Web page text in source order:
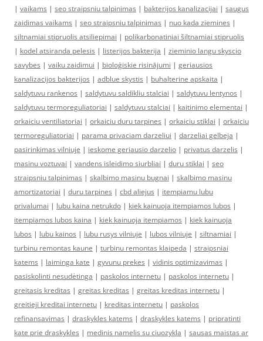
| vaikams | seo straipsniu talpinimas | bakterijos kanalizacijai | saugus
zaidimas vaikams | seo straipsniu talpinimas | nuo kada ziemines |
siltnamiai stipruolis atsiliepimai | polikarbonatiniai šiltnamiai stipruolis
| kodel atsiranda pelesis | listerijos bakterija | zieminio langu skyscio
savybes | vaiku zaidimui | bioloģiskie risinājumi | geriausios
kanalizacijos bakterijos | adblue skystis | buhalterine apskaita |
saldytuvu rankenos | saldytuvu saldikliu stalciai | saldytuvu lentynos |
saldytuvu termoreguliatoriai | saldytuvu stalciai | kaitinimo elementai |
orkaiciu ventiliatoriai | orkaiciu duru tarpines | orkaiciu stiklai | orkaiciu
termoreguliatoriai | parama privaciam darzeliui | darzeliai gelbeja |
pasirinkimas vilniuje | ieskome geriausio darzelio | privatus darzelis |
masinu voztuvai | vandens isleidimo siurbliai | duru stiklai | seo
straipsniu talpinimas | skalbimo masinu bugnai | skalbimo masinu
amortizatoriai | duru tarpines | cbd aliejus | itempiamu lubu
privalumai | lubu kaina netrukdo | kiek kainuoja itempiamos lubos |
itempiamos lubos kaina | kiek kainuoja itempiamos | kiek kainuoja
lubos | lubu kainos | lubu rusys vilniuje | lubos vilniuje | siltnamiai |
turbinu remontas kaune | turbinu remontas klaipeda | straipsniai
katems | laiminga kate | gyvunu prekes | vidinis optimizavimas |
pasiskolinti nesudėtinga | paskolos internetu | paskolos internetu |
greitasis kreditas | greitas kreditas | greitas kreditas internetu |
greitieji kreditai internetu | kreditas internetu | paskolos
refinansavimas | draskykles katems | draskykles katems | pripratinti
kate prie draskykles | medinis namelis su ciuozykla | sausas maistas ar